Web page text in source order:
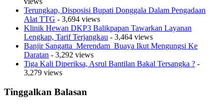
Terungkap, Disposisi Bupati Donggala Dalam Pengadaan
Alat TTG - 3,694 views
Klinik Hewan DKP3 Balikpapan Tawarkan Layanan
Lengkap, Tarif Terjangkau - 3,464 views
Banjir Sangatta Merendam Buaya Ikut Mengungsi Ke
Daratan - 3,292 views
Tiga Kali Diperiksa, Asrul Bantilan Bakal Tersangka ? -
3,279 views
Tinggalkan Balasan